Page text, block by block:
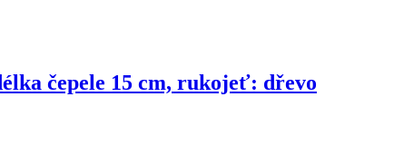
čepele 15 cm, rukojeť: dřevo